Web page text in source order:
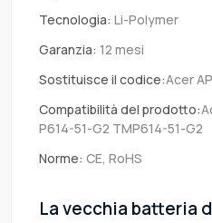
Tecnologia: Li-Polymer
Garanzia: 12 mesi
Sostituisce il codice:Acer
Compatibilità del prodotto:
P614-51-G2 TMP614-51-G2
Norme: CE, RoHS
La vecchia batteria